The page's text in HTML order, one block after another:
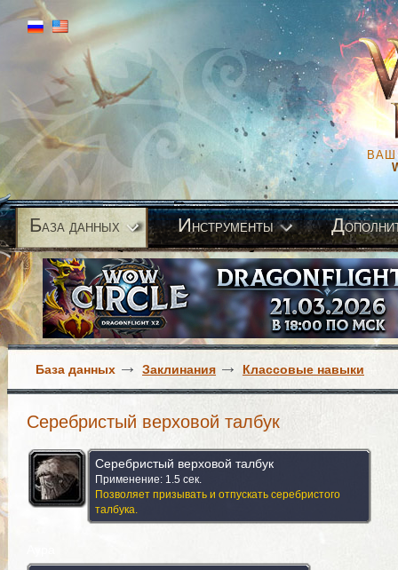
ВАШ
База данных Инструменты Д
База данных Заклинания Классовые навыки
Серебристый верховой талбук
Серебристый верховой талбук
Применение: 1.5 сек.
Позволяет призывать и отпускать серебристого
талбука.